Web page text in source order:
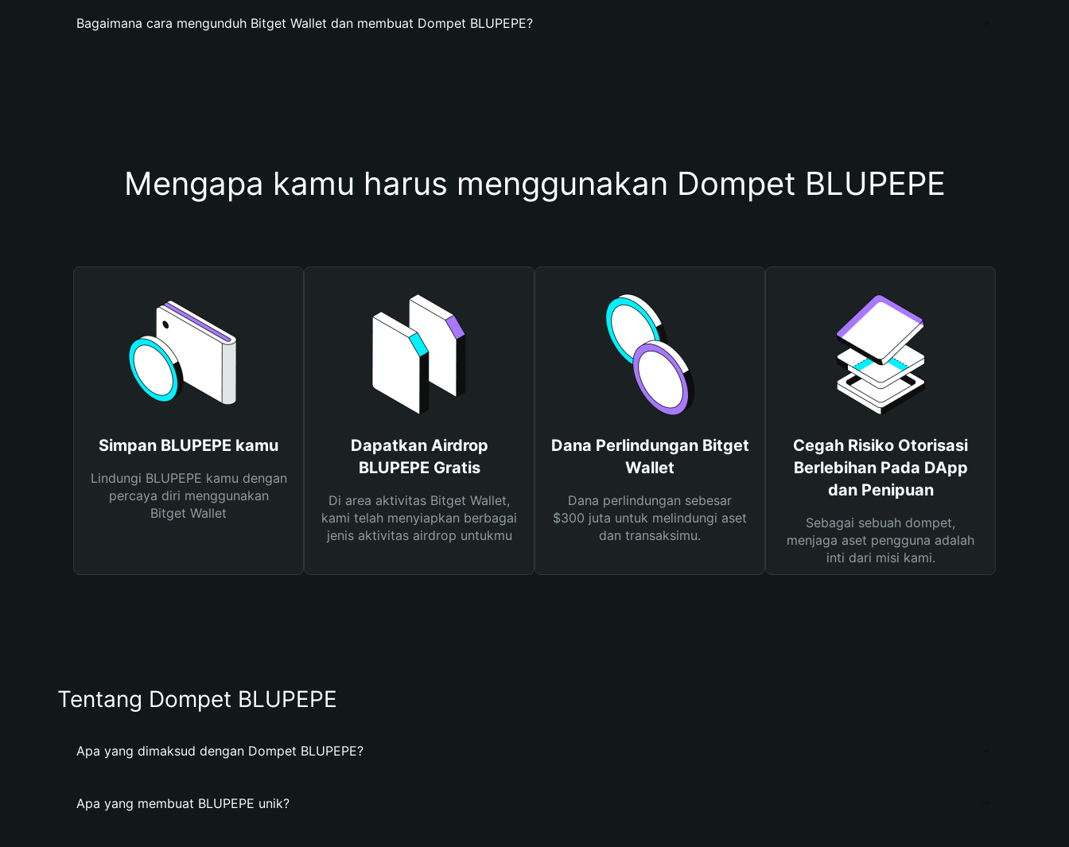
Bagaimana cara mengunduh Bitget Wallet dan membuat Dompet BLUPEPE?
Mengapa kamu harus menggunakan Dompet BLUPEPE
Simpan BLUPEPE kamu
Lindungi BLUPEPE kamu dengan
percaya diri menggunakan
Bitget Wallet
Dapatkan Airdrop
BLUPEPE Gratis
Di area aktivitas Bitget Wallet,
kami telah menyiapkan berbagai
jenis aktivitas airdrop untukmu
Dana Perlindungan Bitget
Wallet
Dana perlindungan sebesar
$300 juta untuk melindungi aset
dan transaksimu.
Cegah Risiko Otorisasi
Berlebihan Pada DApp
dan Penipuan
Sebagai sebuah dompet,
menjaga aset pengguna adalah
inti dari misi kami.
Tentang Dompet BLUPEPE
Apa yang dimaksud dengan Dompet BLUPEPE?
Apa yang membuat BLUPEPE unik?